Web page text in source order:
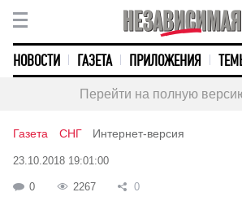
НОВОСТИ ГАЗЕТА ПРИЛОЖЕНИЯ
Перейти на полную
Газета СНГ Интернет-версия
23.10.2018 19:01:00
0 2267 0